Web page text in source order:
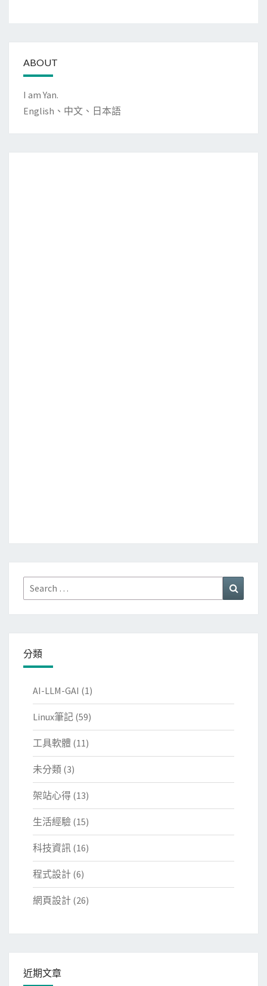
ABOUT
I am Yan.
English、中文、日本語
Search
for:
分類
AI-LLM-GAI (1)
Linux筆記 (59)
工具軟體 (11)
未分類 (3)
架站心得 (13)
生活經驗 (15)
科技資訊 (16)
程式設計 (6)
網頁設計 (26)
近期文章